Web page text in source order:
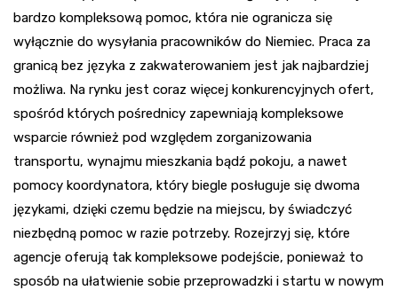
bardzo kompleksową pomoc, która nie ogranicza się
wyłącznie do wysyłania pracowników do Niemiec. Praca za
granicą bez języka z zakwaterowaniem jest jak najbardziej
możliwa. Na rynku jest coraz więcej konkurencyjnych ofert,
spośród których pośrednicy zapewniają kompleksowe
wsparcie również pod względem zorganizowania
transportu, wynajmu mieszkania bądź pokoju, a nawet
pomocy koordynatora, który biegle posługuje się dwoma
językami, dzięki czemu będzie na miejscu, by świadczyć
niezbędną pomoc w razie potrzeby. Rozejrzyj się, które
agencje oferują tak kompleksowe podejście, ponieważ to
sposób na ułatwienie sobie przeprowadzki i startu w nowym